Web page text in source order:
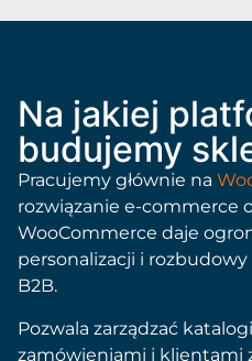
Na jakiej
budujemy
Pracujemy głównie na
rozwiązanie e-commerce
WooCommerce daje
personalizacji i
B2B.
Pozwala zarządzać
zamówieniami i klientami